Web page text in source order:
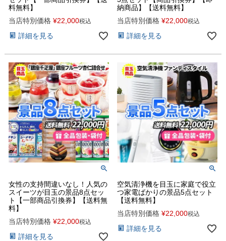
料無料】
当店特別価格 ¥22,000税込
詳細を見る
納商品】【送料無料】
当店特別価格 ¥22,000税込
詳細を見る
女性の支持間違いなし！人気の
スイーツが目玉の景品8点セッ
ト【一部商品引換券】【送料無
料】
当店特別価格 ¥22,000税込
詳細を見る
空気清浄機を目玉に家庭で役立
つ家電ばかりの景品5点セット
【送料無料】
当店特別価格 ¥22,000税込
詳細を見る